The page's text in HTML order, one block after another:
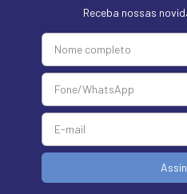
Receba nossas